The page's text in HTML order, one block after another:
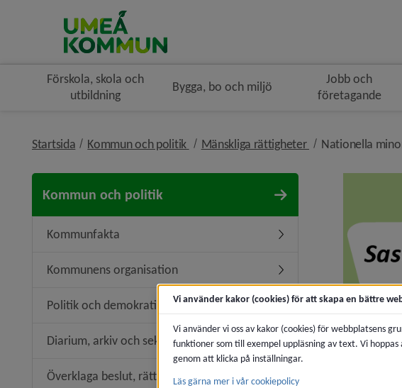
Förskola, skola och
utbildning
Bygga, bo och miljö
Jobb och
företagande
Startsida Kommun och politik nivå i brödsmulenavigeringen
Mänskliga rättigheter nivå i
Nationella
Kommun och politik
Kommunfakta Undermeny för Kommunfakta
Kommunens organisation Undermeny för Kommunens
Politik och demokrati
Diarium, arkiv och sekretess Undermeny för Diarium,
Överklaga beslut, rättssäkerhet Undermeny för Överklaga
Vi använder kakor (cookies) för att skapa en bättre
Vi använder vi oss av kakor (cookies) för webbplatsens
funktioner som till exempel uppläsning av text. Vi
genom att klicka på inställningar.
Läs gärna mer i vår cookiepolicy